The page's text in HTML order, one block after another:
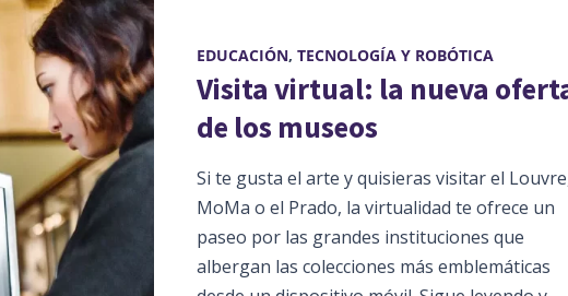
EDUCACIÓN, TECNOLOGÍA Y ROBÓTICA
Visita virtual: la nueva
de los museos
Si te gusta el arte y quisieras visitar el
MoMa o el Prado, la virtualidad te ofrece un
paseo por las grandes instituciones que
albergan las colecciones más emblemáticas